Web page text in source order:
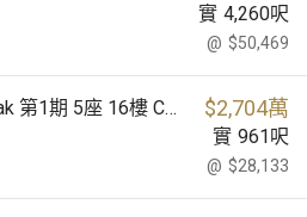
實 4,260呎
@ $50,469
Beacon Peak Beacon Peak 第1期 5座 16樓 C室 $2,704萬
實 961 呎
@ $28,133